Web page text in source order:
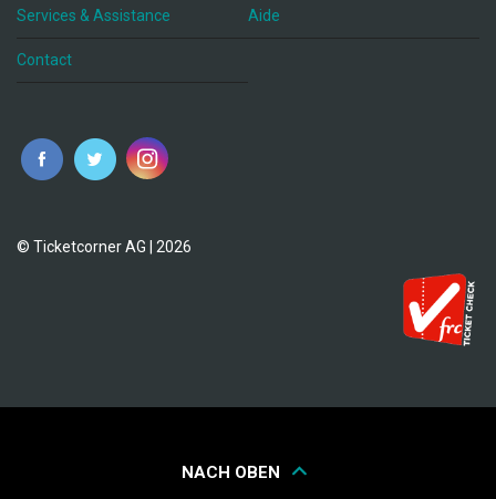
Services & Assistance Aide
Contact
fr
© Ticketcorner AG | 2026
NACH OBEN